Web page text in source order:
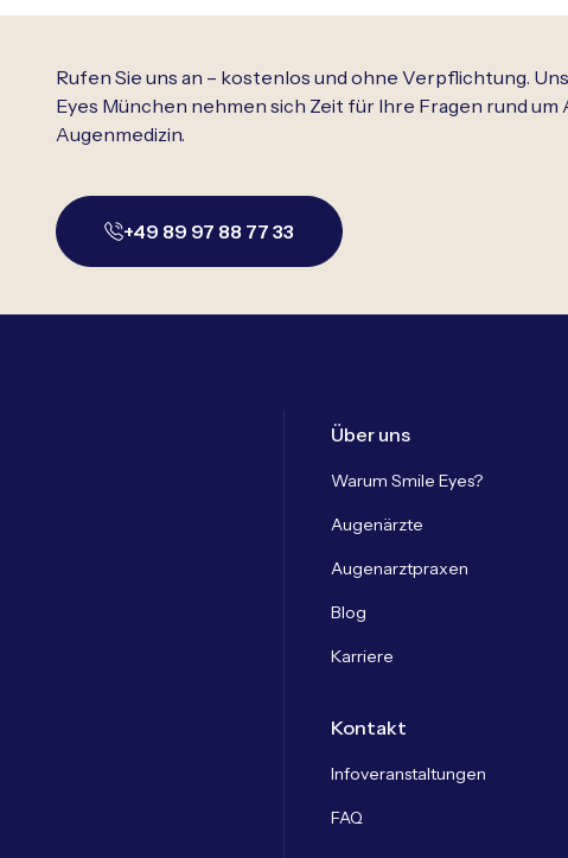
Rufen Sie uns an – kostenlos und ohne Verpflichtung.
Eyes München nehmen sich Zeit für Ihre Fragen rund um
Augenmedizin.
+49 89 97 88 77 33
Über uns
Warum Smile Eyes?
Augenärzte
Augenarztpraxen
Blog
Karriere
Kontakt
Infoveranstaltungen
FAQ